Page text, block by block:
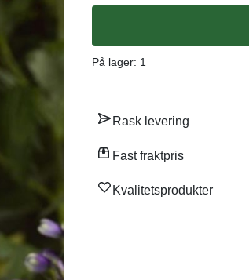
På lager: 1
Rask levering
Fast fraktpris
Kvalitetsprodukter